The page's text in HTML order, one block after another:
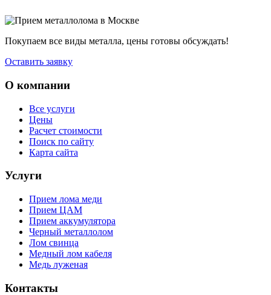
Покупаем все виды металла, цены готовы обсуждать!
Оставить заявку
О компании
Все услуги
Цены
Расчет стоимости
Поиск по сайту
Карта сайта
Услуги
Прием лома меди
Прием ЦАМ
Прием аккумулятора
Черный металлолом
Лом свинца
Медный лом кабеля
Медь луженая
Контакты